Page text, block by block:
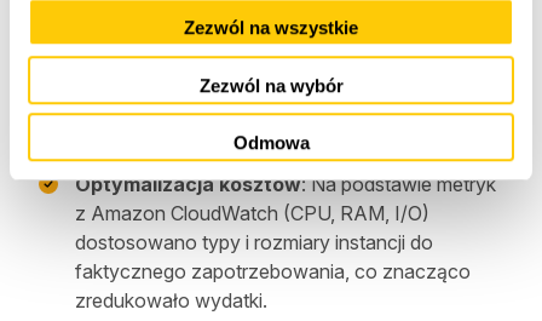
Zezwól na wszystkie
Zezwól na wybór
Odmowa
biznesowa
Dzięki ścisłej współpracy ze Alerabat, udało się
osiągnąć wymierne korzyści biznesowe:
Optymalizacja kosztów: Na podstawie metryk
z Amazon CloudWatch (CPU, RAM, I/O)
dostosowano typy i rozmiary instancji do
faktycznego zapotrzebowania, co znacząco
zredukowało wydatki.